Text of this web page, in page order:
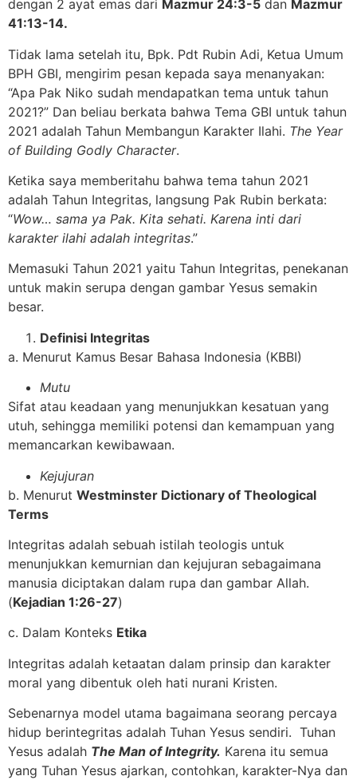
dengan 2 ayat emas dari Mazmur 24:3-5 dan Mazmur
41:13-14.
Tidak lama setelah itu, Bpk. Pdt Rubin Adi, Ketua Umum
BPH GBI, mengirim pesan kepada saya menanyakan:
“Apa Pak Niko sudah mendapatkan tema untuk tahun
2021?” Dan beliau berkata bahwa Tema GBI untuk tahun
2021 adalah Tahun Membangun Karakter Ilahi. The Year
of Building Godly Character.
Ketika saya memberitahu bahwa tema tahun 2021
adalah Tahun Integritas, langsung Pak Rubin berkata:
“Wow… sama ya Pak. Kita sehati. Karena inti dari
karakter ilahi adalah integritas.”
Memasuki Tahun 2021 yaitu Tahun Integritas, penekanan
untuk makin serupa dengan gambar Yesus semakin
besar.
Definisi Integritas
a. Menurut Kamus Besar Bahasa Indonesia (KBBI)
Mutu
Sifat atau keadaan yang menunjukkan kesatuan yang
utuh, sehingga memiliki potensi dan kemampuan yang
memancarkan kewibawaan.
Kejujuran
b. Menurut Westminster Dictionary of Theological
Terms
Integritas adalah sebuah istilah teologis untuk
menunjukkan kemurnian dan kejujuran sebagaimana
manusia diciptakan dalam rupa dan gambar Allah.
(Kejadian 1:26-27)
c. Dalam Konteks Etika
Integritas adalah ketaatan dalam prinsip dan karakter
moral yang dibentuk oleh hati nurani Kristen.
Sebenarnya model utama bagaimana seorang percaya
hidup berintegritas adalah Tuhan Yesus sendiri. Tuhan
Yesus adalah The Man of Integrity. Karena itu semua
yang Tuhan Yesus ajarkan, contohkan, karakter-Nya dan